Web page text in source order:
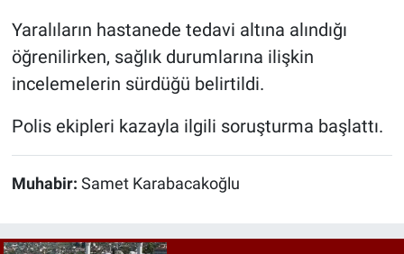
Yaralıların hastanede tedavi altına alındığı
öğrenilirken, sağlık durumlarına ilişkin
incelemelerin sürdüğü belirtildi.
Polis ekipleri kazayla ilgili soruşturma başlattı.
Muhabir: Samet Karabacakoğlu